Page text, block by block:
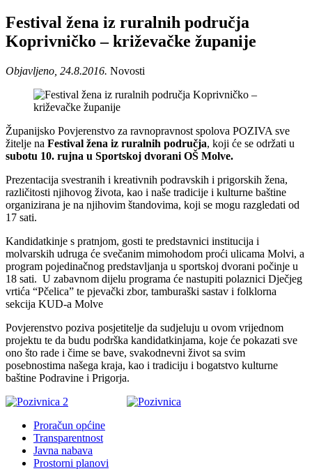
Festival žena iz ruralnih područja
Koprivničko – križevačke županije
Objavljeno, 24.8.2016. Novosti
Županijsko Povjerenstvo za ravnopravnost spolova POZIVA sve
žitelje na Festival žena iz ruralnih područja, koji će se održati u
subotu 10. rujna u Sportskoj dvorani OŠ Molve.
Prezentacija svestranih i kreativnih podravskih i prigorskih žena,
različitosti njihovog života, kao i naše tradicije i kulturne baštine
organizirana je na njihovim štandovima, koji se mogu razgledati od
17 sati.
Kandidatkinje s pratnjom, gosti te predstavnici institucija i
molvarskih udruga će svečanim mimohodom proći ulicama Molvi, a
program pojedinačnog predstavljanja u sportskoj dvorani počinje u
18 sati. U zabavnom dijelu programa će nastupiti polaznici Dječjeg
vrtića “Pčelica” te pjevački zbor, tamburaški sastav i folklorna
sekcija KUD-a Molve
Povjerenstvo poziva posjetitelje da sudjeluju u ovom vrijednom
projektu te da budu podrška kandidatkinjama, koje će pokazati sve
ono što rade i čime se bave, svakodnevni život sa svim
posebnostima našega kraja, kao i tradiciju i bogatstvo kulturne
baštine Podravine i Prigorja.
Proračun općine
Transparentnost
Javna nabava
Prostorni planovi